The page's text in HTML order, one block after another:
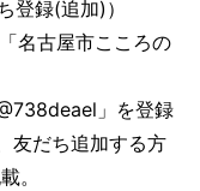
録(追加)）
名古屋市こころの
」を登録
友だち追加する方
。